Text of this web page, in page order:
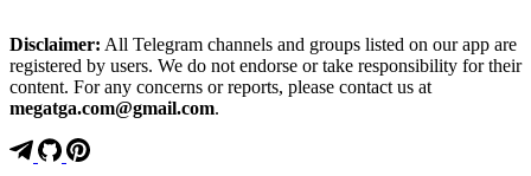
Disclaimer: All Telegram channels and groups listed on our app are
registered by users. We do not endorse or take responsibility for their
content. For any concerns or reports, please contact us at
megatga.com@gmail.com.